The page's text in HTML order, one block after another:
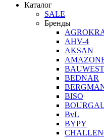
Каталог
SALE
Бренды
AHV-4
AKSAN
BEDNAR
BISO
BvL
BYPY